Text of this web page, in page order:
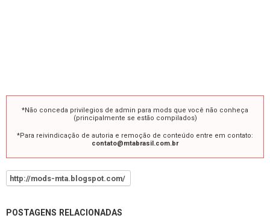
*Não conceda privilegios de admin para mods que você não conheça
(principalmente se estão compilados)
*Para reivindicação de autoria e remoção de conteúdo entre em contato:
contato@mtabrasil.com.br
http://mods-mta.blogspot.com/
POSTAGENS RELACIONADAS